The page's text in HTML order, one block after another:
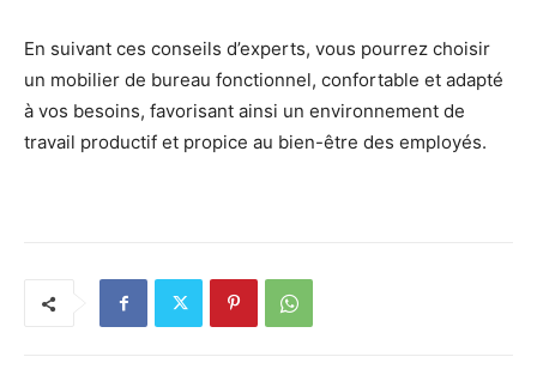
En suivant ces conseils d’experts, vous pourrez choisir
un mobilier de bureau fonctionnel, confortable et adapté
à vos besoins, favorisant ainsi un environnement de
travail productif et propice au bien-être des employés.